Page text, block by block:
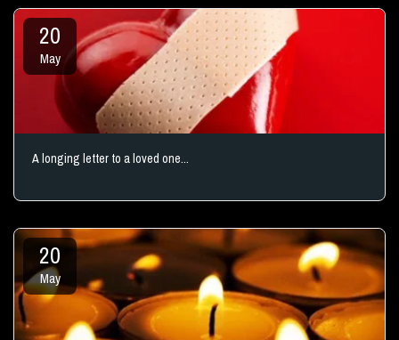
20
May
A longing letter to a loved one...
20
May